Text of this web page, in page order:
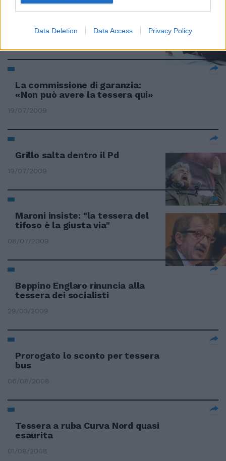
Data Deletion Data Access Privacy Policy
Beppe Grillo prende la tessera Il
Pd: non si può candidare
La commissione di garanzia:
«Non può avere la tessera qui»
19/07/2009
Grillo salta dentro il Pd
19/07/2009
Maroni insiste: "la tessera del
tifoso è la giusta via"
08/07/2009
Beppino Englaro rinuncia alla
tessera dei socialisti
29/03/2009
Prorogato lo sconto per tessera
bus
06/08/2008
Tessera a ruba Curva Nord quasi
esaurita
01/08/2008